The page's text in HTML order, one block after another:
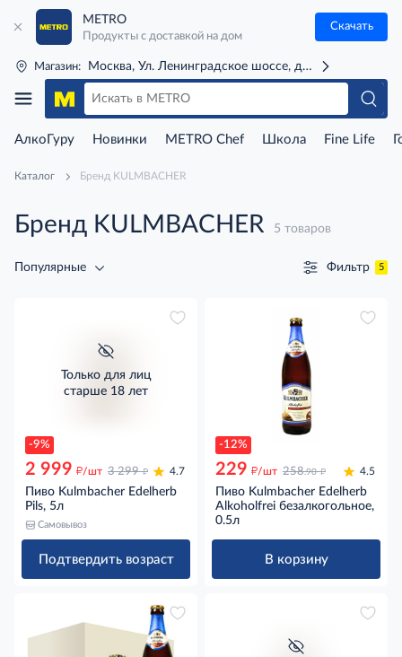
METRO
Продукты с доставкой на дом
Скачать
Магазин: Москва, Ул. Ленинградское шоссе, д. 71Г (м. Речной
АлкоГуру Новинки METRO Chef Школа Fine Life
Каталог Бренд KULMBACHER
Бренд KULMBACHER 5 товаров
Популярные Фильтр 5
-9%
Только для лиц
старше 18 лет
2 999 д/шт 3 299 д 4.7
Пиво Kulmbacher Edelherb
Pils, 5л
Самовывоз
Подтвердить возраст
-12%
229 д/шт 258.90 д 4.5
Пиво Kulmbacher Edelherb
Alkoholfrei безалкогольное,
0.5л
В корзину